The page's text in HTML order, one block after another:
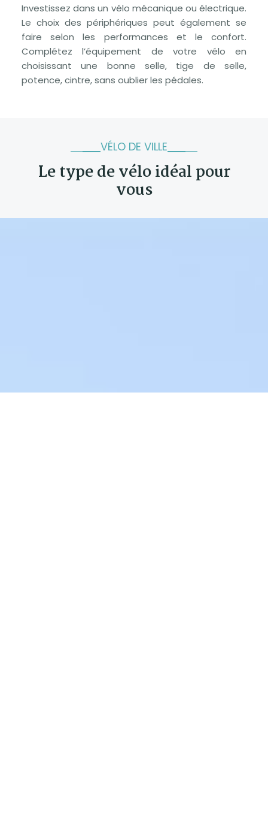
Investissez dans un vélo mécanique ou électrique.
Le choix des périphériques peut également se
faire selon les performances et le confort.
Complétez l’équipement de votre vélo en
choisissant une bonne selle, tige de selle,
potence, cintre, sans oublier les pédales.
VÉLO DE VILLE
Le type de vélo idéal pour
vous